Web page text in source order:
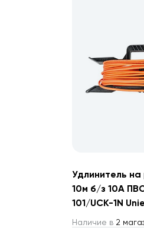
Удлинитель
10м б/з 10А
101/UCK-1N
Наличие в 2